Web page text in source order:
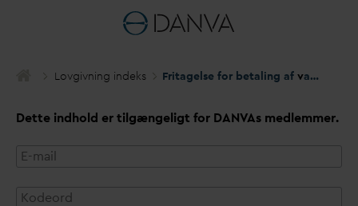
Lovgivning indeks Fritagelse for betaling af van d
Dette indhold er tilgængeligt for DANVAs medlemmer.